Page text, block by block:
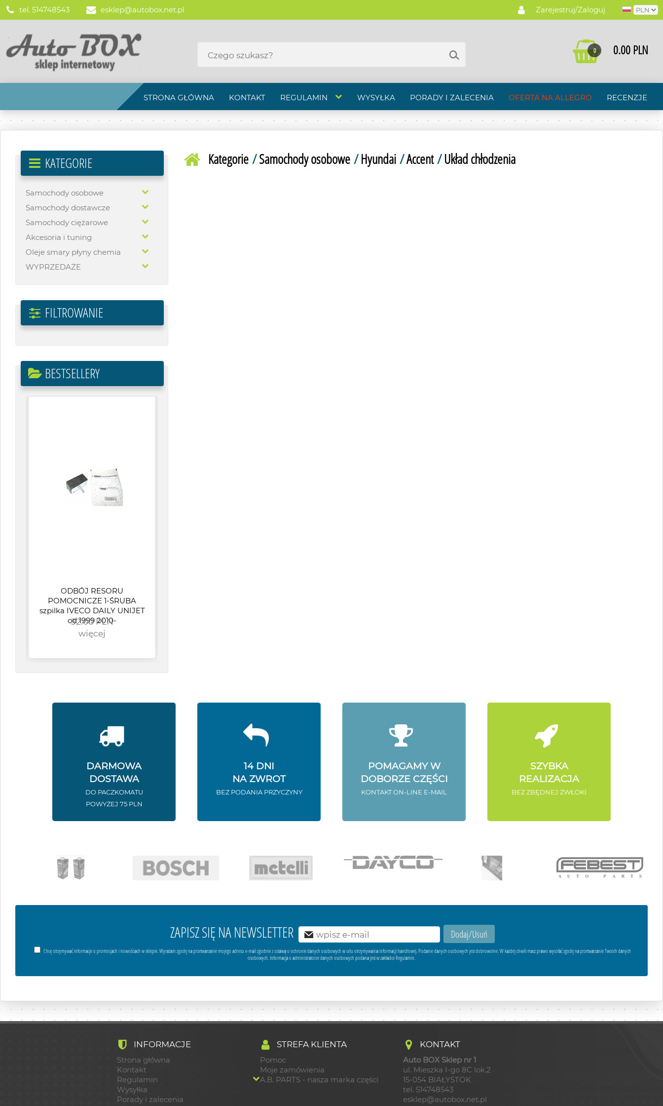
Zarejestruj/Zaloguj
tel. 514748543 esklep@autobox.net.pl
0.00 PLN
0
STRONA GŁÓWNA KONTAKT REGULAMIN WYSYŁKA PORADY I ZALECENIA OFERTA NA ALLEGRO RECENZJE
KATEGORIE
Samochody osobowe
Samochody dostawcze
Samochody ciężarowe
Akcesoria i tuning
Oleje smary płyny chemia
WYPRZEDAŻE
FILTROWANIE
BESTSELLERY
ODBÓJ RESORU
POMOCNICZE 1-ŚRUBA
szpilka IVECO DAILY UNIJET
od 1999 2010-
32.00 PLN
więcej
Kategorie/Samochody osobowe/Hyundai/Accent/Układ chłodzenia
DARMOWA
DOSTAWA
DO PACZKOMATU
POWYŻEJ 75 PLN
14 DNI
NA ZWROT
BEZ PODANIA PRZYCZYNY
POMAGAMY W
DOBORZE CZĘŚCI
KONTAKT ON-LINE E-MAIL
SZYBKA
REALIZACJA
BEZ ZBĘDNEJ ZWŁOKI
ZAPISZ SIĘ NA NEWSLETTER
Chcę otrzymywać informacje o promocjach i nowościach w sklepie. Wyrażam zgodę na przetwarzanie mojego adresu e-mail zgodnie z ustawą o ochronie danych osobowych w celu otrzymywania informacji handlowej. Podanie danych osobowych jest dobrowolne. W każdej chwili masz prawo wycofać zgodę na przetwarzanie Twoich danych
osobowych. Informacja o administratorze danych osobowych podana jest w zakładce Regulamin.
INFORMACJE
Strona główna
Kontakt
Regulamin
Wysyłka
Porady i zalecenia
STREFA KLIENTA
Pomoc
Moje zamówienia
A.B. PARTS - nasza marka części
KONTAKT
Auto BOX Sklep nr 1
ul. Mieszka I-go 8C lok.2
15-054 BIAŁYSTOK
tel. 514748543
esklep@autobox.net.pl